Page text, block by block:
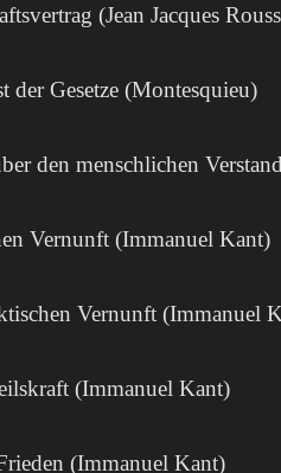
(Jean Jacques
der Gesetze (Montesquieu)
den menschlichen
Vernunft (Immanuel Kant)
Vernunft (Immanuel
(Immanuel Kant)
(Immanuel Kant)